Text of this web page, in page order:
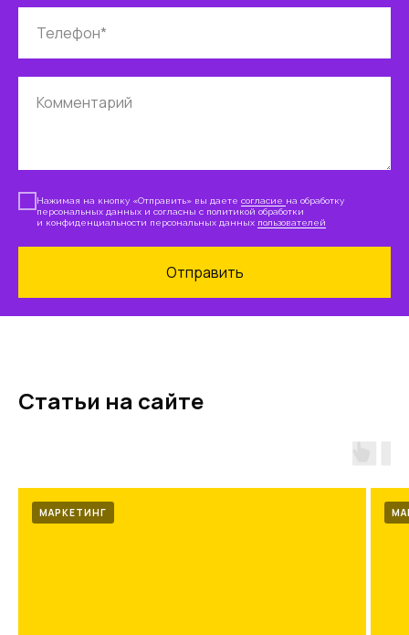
Телефон*
Комментарий
Нажимая на кнопку «Отправить» вы даете согласие на обработку
персональных данных и согласны с политикой обработки
и конфиденциальности персональных данных пользователей
Отправить
Статьи на сайте
МАРКЕТИНГ